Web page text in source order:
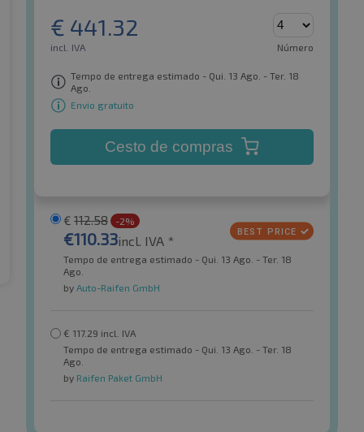
€ 441.32
incl. IVA Número
Tempo de entrega estimado - Qui. 13 Ago. - Ter. 18
Ago.
Envio gratuito
Cesto de compras
€ 112.58 -2%
€110.33incl. IVA *
Tempo de entrega estimado - Qui. 13 Ago. - Ter. 18
Ago.
by Auto-Raifen GmbH
€ 117.29 incl. IVA
Tempo de entrega estimado - Qui. 13 Ago. - Ter. 18
Ago.
by Raifen Paket GmbH